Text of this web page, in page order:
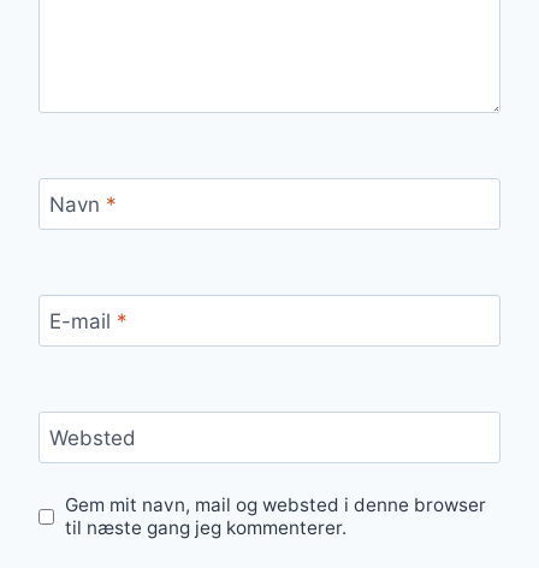
Navn *
E-mail *
Websted
Gem mit navn, mail og websted i denne browser
til næste gang jeg kommenterer.